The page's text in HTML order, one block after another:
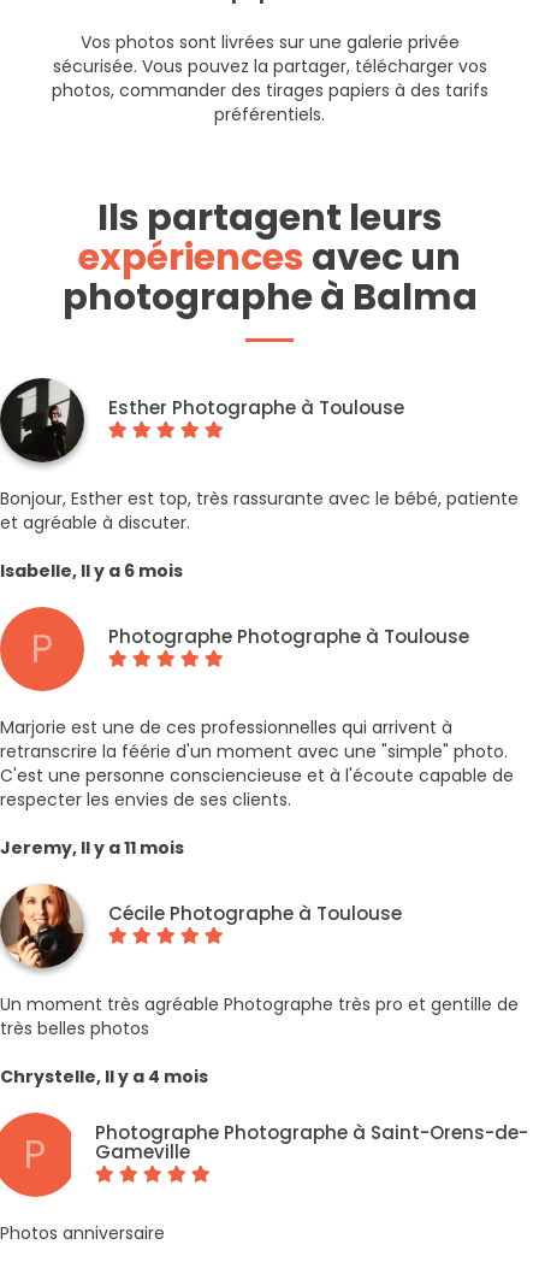
Vos photos sont livrées sur une galerie privée
sécurisée. Vous pouvez la partager, télécharger vos
photos, commander des tirages papiers à des tarifs
préférentiels.
Ils partagent leurs
expériencesavec un
photographe à Balma
Esther Photographe à Toulouse
Bonjour, Esther est top, très rassurante avec le bébé, patiente
et agréable à discuter.
Isabelle, Il y a 6 mois
P Photographe Photographe à Toulouse
Marjorie est une de ces professionnelles qui arrivent à
retranscrire la féérie d'un moment avec une "simple" photo.
C'est une personne consciencieuse et à l'écoute capable de
respecter les envies de ses clients.
Jeremy, Il y a 11 mois
Cécile Photographe à Toulouse
Un moment très agréable Photographe très pro et gentille de
très belles photos
Chrystelle, Il y a 4 mois
P Photographe Photographe à Saint-Orens-de-
Gameville
Photos anniversaire